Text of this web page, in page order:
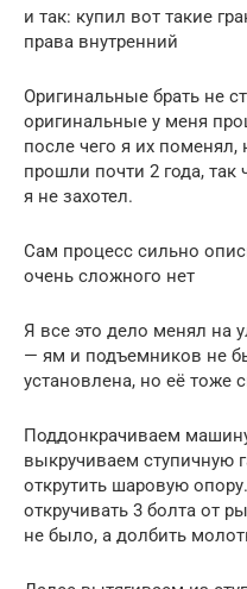
и так: купил вот такие
права внутренний
Оригинальные брать не
оригинальные у меня
после чего я их поменял,
прошли почти 2 года, так
я не захотел.
Сам процесс сильно
очень сложного нет
Я все это дело менял на
— ям и подъемников не
установлена, но её тоже
Поддонкрачиваем
выкручиваем ступичную
открутить шаровую
откручивать 3 болта от
не было, а долбить